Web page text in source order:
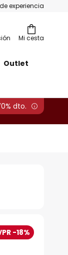
experiencia
Mi cesta
Outlet
dto.
-18%